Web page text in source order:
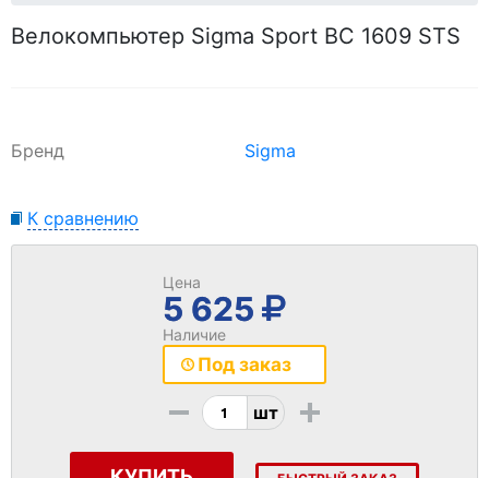
Велокомпьютер Sigma Sport BC 1609 STS
Бренд Sigma
К сравнению
Цена
5 625
Наличие
Под заказ
- шт +